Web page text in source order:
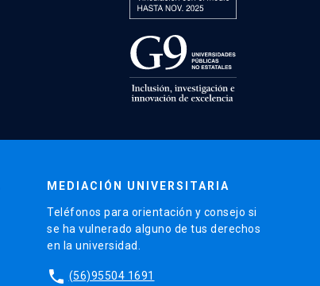
MEDIACIÓN UNIVERSITARIA
Teléfonos para orientación y consejo si
se ha vulnerado alguno de tus derechos
en la universidad.
phone (56)95504 1691